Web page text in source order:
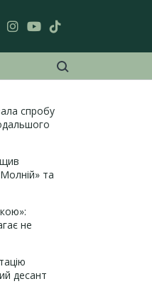
спробу
та
не
десант